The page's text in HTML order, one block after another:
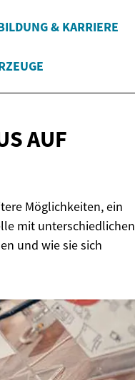
& KARRIERE
AUF
Möglichkeiten, ein
mit unterschiedlichen
und wie sie sich